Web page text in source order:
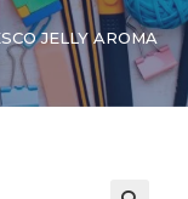
JELLY AROMA V/